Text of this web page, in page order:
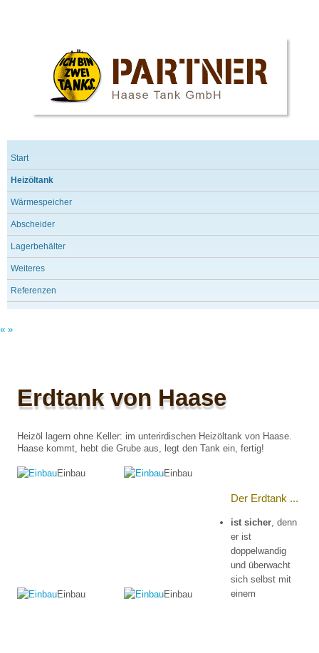
Start
Heizöltank
Wärmespeicher
Abscheider
Lagerbehälter
Weiteres
Referenzen
« »
Erdtank von Haase
Heizöl lagern ohne Keller: im unterirdischen Heizöltank von Haase.
Haase kommt, hebt die Grube aus, legt den Tank ein, fertig!
Einbau Einbau
Einbau Einbau
Der Erdtank ...
ist sicher, denn
er ist
doppelwandig
und überwacht
sich selbst mit
einem